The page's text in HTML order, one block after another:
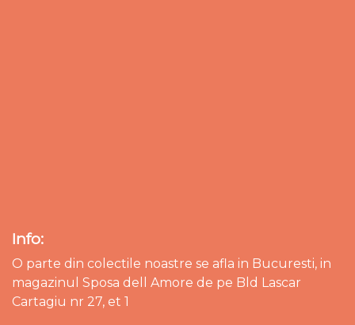
Info:
O parte din colectile noastre se afla in Bucuresti, in
magazinul Sposa dell Amore de pe Bld Lascar
Cartagiu nr 27, et 1